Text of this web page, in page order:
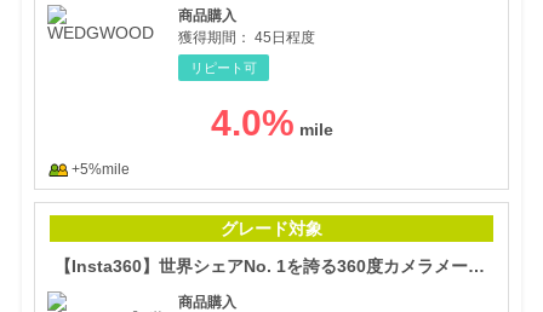
商品購入
獲得期間： 45日程度
リピート可
4.0%
+5%mile
グレード対象
【Insta360】世界シェアNo. 1を誇る360度カメラメーカー
商品購入